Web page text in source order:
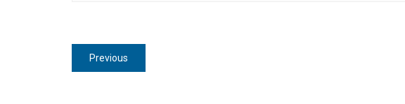
Navegação
de
Previous
post: